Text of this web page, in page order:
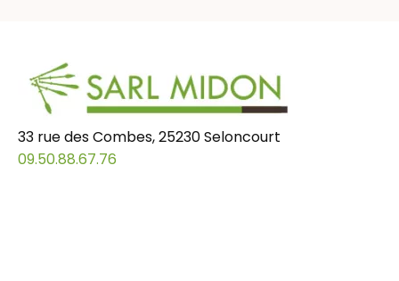
33 rue des Combes, 25230 Seloncourt
09.50.88.67.76